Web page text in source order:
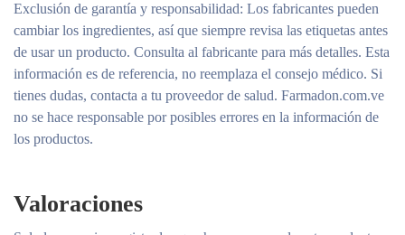
Exclusión de garantía y responsabilidad: Los fabricantes pueden
cambiar los ingredientes, así que siempre revisa las etiquetas antes
de usar un producto. Consulta al fabricante para más detalles. Esta
información es de referencia, no reemplaza el consejo médico. Si
tienes dudas, contacta a tu proveedor de salud. Farmadon.com.ve
no se hace responsable por posibles errores en la información de
los productos.
Valoraciones